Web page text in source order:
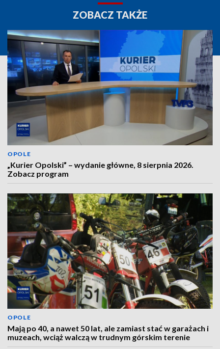
ZOBACZ TAKŻE
OPOLE
„Kurier Opolski” – wydanie główne, 8 sierpnia 2026.
Zobacz program
OPOLE
Mają po 40, a nawet 50 lat, ale zamiast stać w garażach i
muzeach, wciąż walczą w trudnym górskim terenie